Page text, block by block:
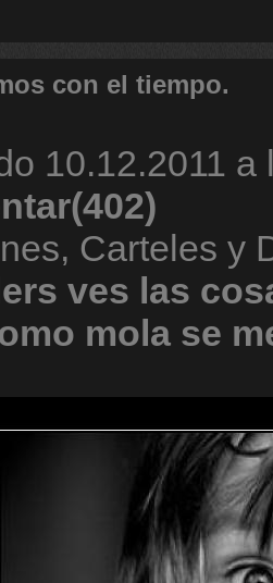
con el tiempo.
10.12.2011 a
Carteles y
ves las
mola se